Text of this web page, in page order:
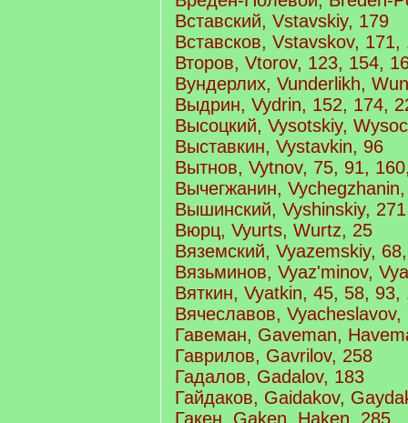
Вставский, Vstavskiy, 179
Вставсков, Vstavskov, 171,
Второв, Vtorov, 123, 154,
Вундерлих, Vunderlikh,
Выдрин, Vydrin, 152, 174,
Высоцкий, Vysotskiy,
Выставкин, Vystavkin, 96
Вытнов, Vytnov, 75, 91,
Вычегжанин,
Вышинский, Vyshinskiy, 271
Вюрц, Vyurts, Wurtz, 25
Вяземский, Vyazemskiy,
Вязьминов, Vyaz'minov,
Вяткин, Vyatkin, 45, 58,
Вячеславов, Vyacheslavov,
Гавеман, Gaveman,
Гаврилов, Gavrilov, 258
Гадалов, Gadalov, 183
Гайдаков, Gaidakov,
Гакен, Gaken, Haken, 285